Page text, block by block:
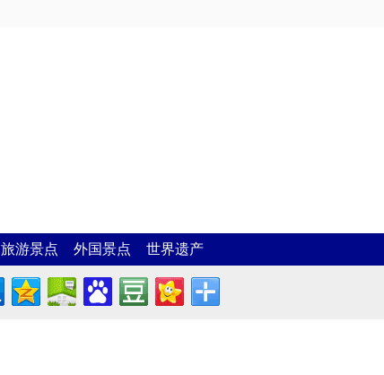
旅游景点 外国景点 世界遗产